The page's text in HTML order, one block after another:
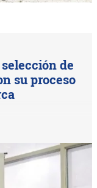
de
su proceso